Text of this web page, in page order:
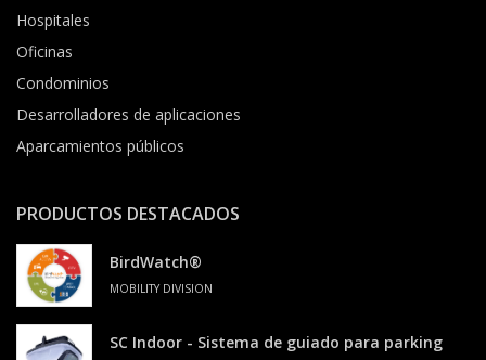
Hospitales
Oficinas
Condominios
Desarrolladores de aplicaciones
Aparcamientos públicos
PRODUCTOS DESTACADOS
BirdWatch®
MOBILITY DIVISION
SC Indoor - Sistema de guiado para parking